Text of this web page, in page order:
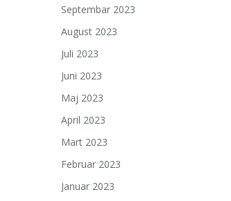
Septembar 2023
August 2023
Juli 2023
Juni 2023
Maj 2023
April 2023
Mart 2023
Februar 2023
Januar 2023